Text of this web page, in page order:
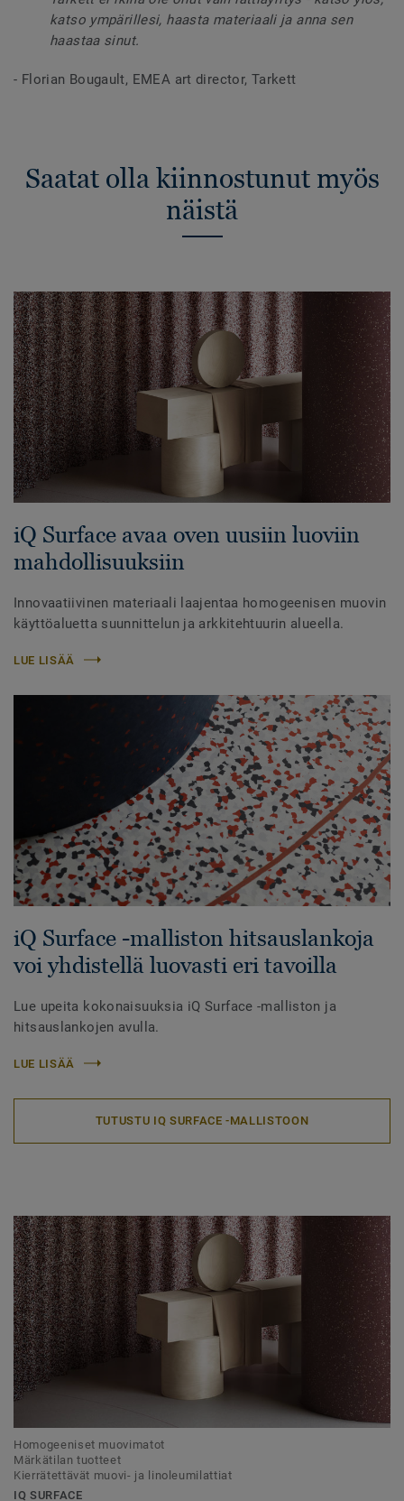
katso ympärillesi, haasta materiaali ja anna sen
haastaa sinut.
- Florian Bougault, EMEA art director, Tarkett
Saatat olla kiinnostunut myös
näistä
iQ Surface avaa oven uusiin luoviin
mahdollisuuksiin
Innovaatiivinen materiaali laajentaa homogeenisen muovin
käyttöaluetta suunnittelun ja arkkitehtuurin alueella.
LUE LISÄÄ
iQ Surface -malliston hitsauslankoja
voi yhdistellä luovasti eri tavoilla
Lue upeita kokonaisuuksia iQ Surface -malliston ja
hitsauslankojen avulla.
LUE LISÄÄ
TUTUSTU IQ SURFACE -MALLISTOON
Homogeeniset muovimatot
Märkätilan tuotteet
Kierrätettävät muovi- ja linoleumilattiat
IQ SURFACE